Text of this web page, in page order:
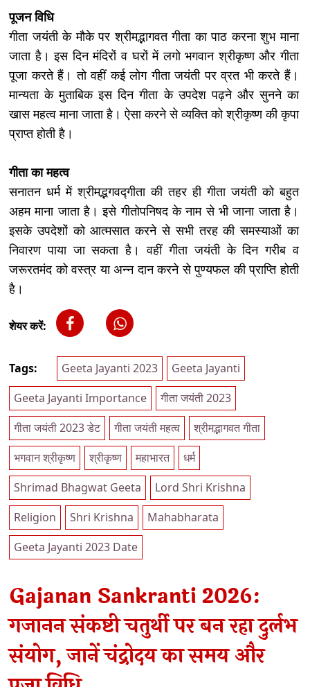
पूजन विधि
गीता जयंती के मौके पर श्रीमद्भागवत गीता का पाठ करना शुभ माना
जाता है। इस दिन मंदिरों व घरों में लगो भगवान श्रीकृष्ण और गीता
पूजा करते हैं। तो वहीं कई लोग गीता जयंती पर व्रत भी करते हैं।
मान्यता के मुताबिक इस दिन गीता के उपदेश पढ़ने और सुनने का
खास महत्व माना जाता है। ऐसा करने से व्यक्ति को श्रीकृष्ण की कृपा
प्राप्त होती है।
गीता का महत्व
सनातन धर्म में श्रीमद्भगवद्गीता की तहर ही गीता जयंती को बहुत
अहम माना जाता है। इसे गीतोपनिषद के नाम से भी जाना जाता है।
इसके उपदेशों को आत्मसात करने से सभी तरह की समस्याओं का
निवारण पाया जा सकता है। वहीं गीता जयंती के दिन गरीब व
जरूरतमंद को वस्त्र या अन्न दान करने से पुण्यफल की प्राप्ति होती
है।
शेयर करें:
Tags: Geeta Jayanti 2023
Geeta Jayanti
Geeta Jayanti Importance
गीता जयंती 2023
गीता जयंती 2023 डेट
गीता जयंती महत्व
श्रीमद्भागवत गीता
भगवान श्रीकृष्ण
श्रीकृष्ण महाभारत
धर्म
Shrimad Bhagwat Geeta
Lord Shri Krishna
Religion
Shri Krishna
Mahabharata
Geeta Jayanti 2023 Date
Gajanan Sankranti 2026:
गजानन संकष्टी चतुर्थी पर बन रहा दुर्लभ
संयोग, जानें चंद्रोदय का समय और